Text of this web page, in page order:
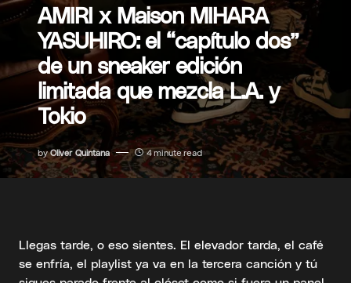
AMIRI x Maison MIHARA
YASUHIRO: el “capítulo dos”
de un sneaker edición
limitada que mezcla L.A. y
Tokio
by Oliver Quintana 4 minute read
Llegas tarde, o eso sientes. El elevador tarda, el café
se enfría, el playlist ya va en la tercera canción y tú